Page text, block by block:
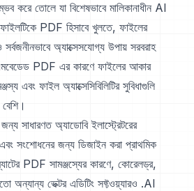
করে তোলে যা বিশেষভাবে মালিকানাধীন AI
PDF হিসাবে খুলতে, ফাইলের
অ্যাক্সেসযোগ্য উপায় সরবরাহ
PDF এর কারণে ফাইলের আকার
এবং ফাইল অ্যাক্সেসিবিলিটির সুবিধাগুলি
সাধারণত অ্যাডোবি ইলাস্ট্রেটরের
সংশোধনের জন্য ডিজাইন করা প্রাথমিক
PDF সামঞ্জস্যের কারণে, কোরেলড্র,
অন্যান্য ভেক্টর এডিটিং সফ্টওয়্যারও .AI